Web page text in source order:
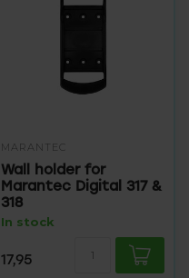
MARANTEC
Wall holder for
Marantec Digital 317 &
318
In stock
17,95